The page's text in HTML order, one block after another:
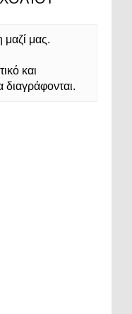
μαζί μας.
και
διαγράφονται.